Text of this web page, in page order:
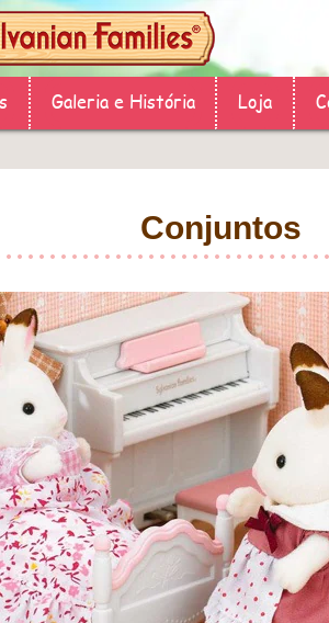
Galeria e História Loja
Conjuntos